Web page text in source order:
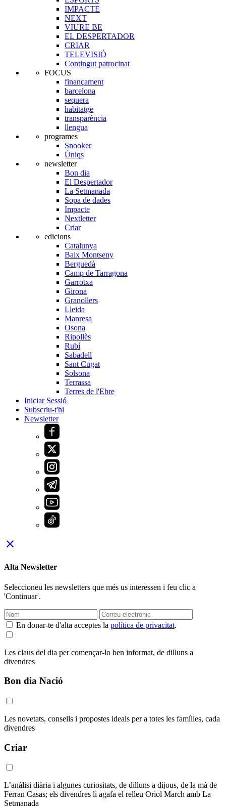
IMPACTE
NEXT
VIURE BE
EL DESPERTADOR
CRIAR
TELEVISIÓ
Contingut patrocinat
FOCUS
finançament
barcelona
sequera
habitatge
transparència
llengua
programes
Snooker
Úniqs
newsletter
Bon dia
El Despertador
La Setmanada
Sopa de dades
Impacte
Nextletter
Criar
edicions
Catalunya
Baix Montseny
Berguedà
Camp de Tarragona
Garrotxa
Girona
Granollers
Lleida
Manresa
Osona
Ripollès
Rubí
Sabadell
Sant Cugat
Solsona
Terrassa
Terres de l'Ebre
Iniciar Sessió
Subscriu-t'hi
Newsletter
close
Alta Newsletter
Seleccioneu les newsletters que més us interessen i feu clic a
'Continuar'.
En donar-te d'alta acceptes la política de privacitat.
Les claus del dia per començar-lo ben informat, de dilluns a
divendres
Bon dia Nació
Les novetats, consells i propostes ideals per a totes les famílies, cada
divendres
Criar
L’anàlisi diària i algunes curiositats, de dilluns a dijous, de la mà de
Ferran Casas; els divendres li agafa el relleu Oriol March amb La
Setmanada